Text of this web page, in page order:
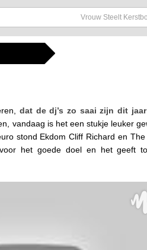
Vrouw Steelt
dat de dj’s zo saai zijn dit
vandaag is het een stukje leuker
stond Ekdom Cliff Richard en
het goede doel en het geeft